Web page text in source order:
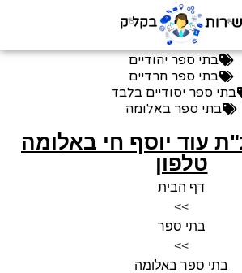
בתי ספר יהודיים
בתי ספר חרדיים
בתי ספר יסודיים בלבד
בתי ספר באלומה
עוד יוסף חי באלומה
טלפון
דף הבית
>>
בתי ספר
>>
בתי ספר באלומה